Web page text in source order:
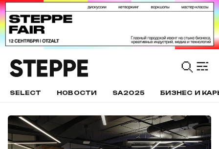
SELECT НОВОСТИ SA2025 БИЗНЕС И